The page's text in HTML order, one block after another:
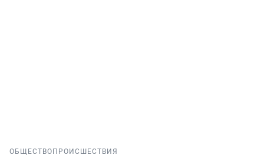
ОБЩЕСТВО ПРОИСШЕСТВИЯ